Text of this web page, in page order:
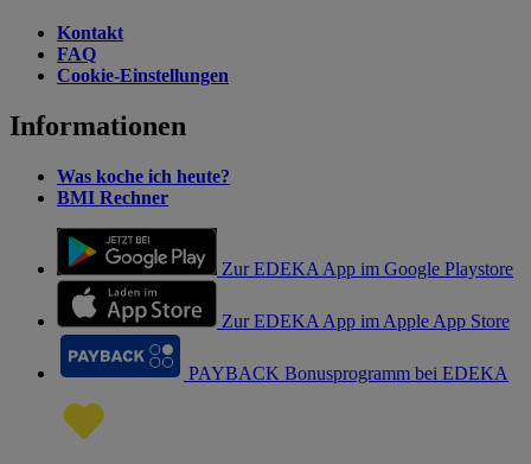
Kontakt
FAQ
Cookie-Einstellungen
Informationen
Was koche ich heute?
BMI Rechner
Zur EDEKA App im Google Playstore
Zur EDEKA App im Apple App Store
PAYBACK Bonusprogramm bei EDEKA